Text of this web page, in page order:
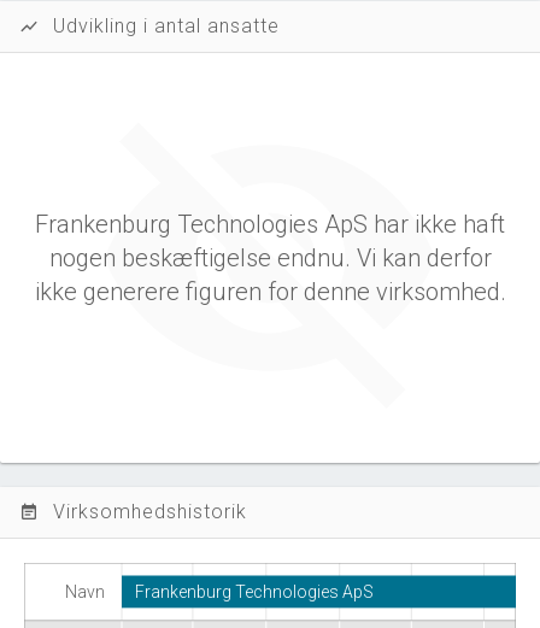
show_chart Udvikling i antal ansatte
Frankenburg Technologies ApS har ikke haft
nogen beskæftigelse endnu. Vi kan derfor
ikke generere figuren for denne virksomhed.
event_note Virksomhedshistorik
Navn Frankenburg Technologies ApS